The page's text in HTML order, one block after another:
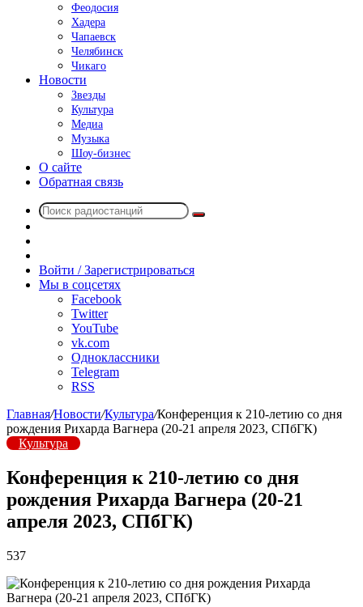
Феодосия
Хадера
Чапаевск
Челябинск
Чикаго
Новости
Звезды
Культура
Медиа
Музыка
Шоу-бизнес
О сайте
Обратная связь
Поиск
радио
Войти / Зарегистрироваться
Мы в соцсетях
Facebook
Twitter
YouTube
vk.com
Одноклассники
Telegram
RSS
Главная/Новости/Культура/Конференция к 210-летию со дня
рождения Рихарда Вагнера (20-21 апреля 2023, СПбГК)
Культура
Конференция к 210-летию со дня
рождения Рихарда Вагнера (20-21
апреля 2023, СПбГК)
537